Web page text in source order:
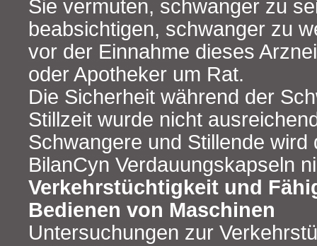
Sie vermuten, schwanger zu
beabsichtigen, schwanger zu
vor der Einnahme dieses
oder Apotheker um Rat.
Die Sicherheit während der
Stillzeit wurde nicht
Schwangere und Stillende wird
BilanCyn Verdauungskapseln
Verkehrstüchtigkeit und
Bedienen von Maschinen
Untersuchungen zur